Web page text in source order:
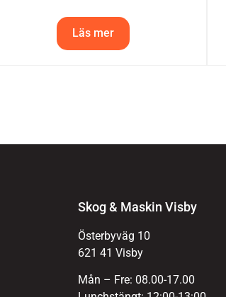
Läs mer
Skog & Maskin Visby
Österbyväg 10
621 41 Visby
Mån – Fre: 08.00-17.00